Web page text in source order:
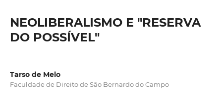
NEOLIBERALISMO E "RESERVA
DO POSSÍVEL"
Tarso de Melo
Faculdade de Direito de São Bernardo do Campo